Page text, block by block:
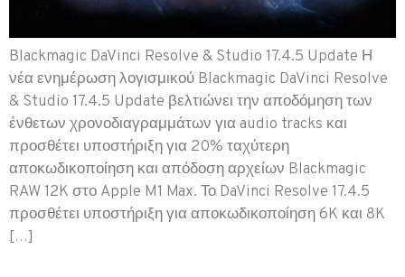
Blackmagic DaVinci Resolve & Studio 17.4.5 Update Η
νέα ενημέρωση λογισμικού Blackmagic DaVinci Resolve
& Studio 17.4.5 Update βελτιώνει την αποδόμηση των
ένθετων χρονοδιαγραμμάτων για audio tracks και
προσθέτει υποστήριξη για 20% ταχύτερη
αποκωδικοποίηση και απόδοση αρχείων Blackmagic
RAW 12K στο Apple M1 Max. Το DaVinci Resolve 17.4.5
προσθέτει υποστήριξη για αποκωδικοποίηση 6K και 8K
[…]